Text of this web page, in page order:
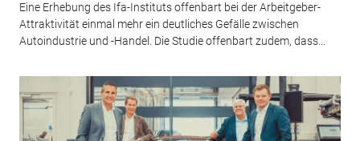
Eine Erhebung des Ifa-Instituts offenbart bei der Arbeitgeber-
Attraktivität einmal mehr ein deutliches Gefälle zwischen
Autoindustrie und -Handel. Die Studie offenbart zudem, dass...